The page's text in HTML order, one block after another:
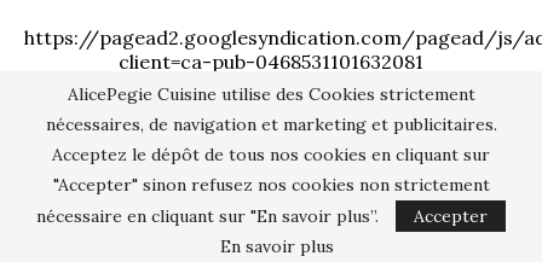
AlicePegie Cuisine utilise des Cookies strictement
nécessaires, de navigation et marketing et publicitaires.
Acceptez le dépôt de tous nos cookies en cliquant sur
"Accepter" sinon refusez nos cookies non strictement
nécessaire en cliquant sur "En savoir plus”.
Accepter
En savoir plus